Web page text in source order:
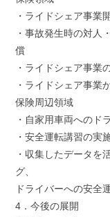
・ライドシェア事業
・事故発生時の対人
償
・ライドシェア事業
・ライドシェア事業
保険周辺領域
・自家用車両へのド
・安全運転講習の実
・収集したデータを
グ、
ドライバーへの安全
4．今後の展開